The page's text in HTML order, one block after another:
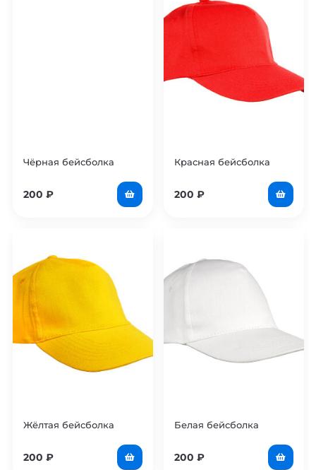
Чёрная бейсболка
200 ₽
Красная бейсболка
200 ₽
Жёлтая бейсболка
200 ₽
Белая бейсболка
200 ₽